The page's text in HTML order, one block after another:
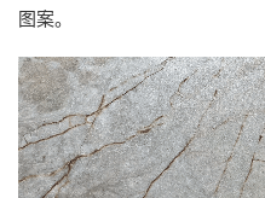
图案。